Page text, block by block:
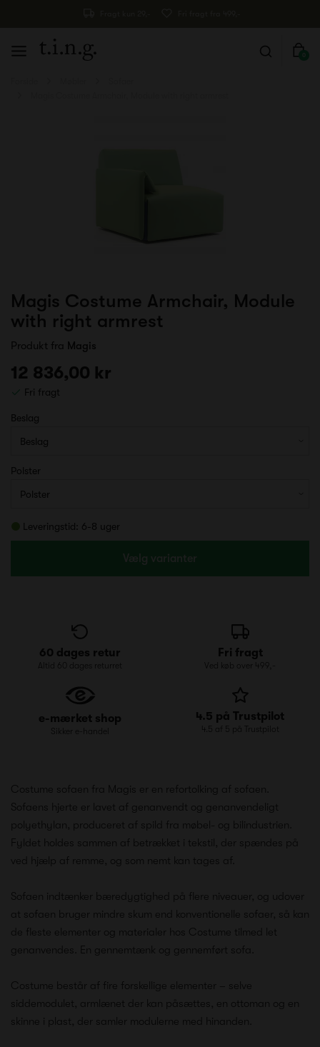
0
Magis Costume Armchair, Module
with right armrest
Produkt fra Magis
12 836,00 kr
Fri fragt
Beslag
Polster
Leveringstid: 6-8 uger
Vælg varianter
60 dages retur
Altid 60 dages returret
Fri fragt
Ved køb over 499,-
e-mærket shop
Sikker e-handel
4.5 på Trustpilot
4.5 af 5 på Trustpilot
Costume sofaen fra Magis er en refortolking af sofaen.
Sofaens hjerte er lavet af genanvendt og genanvendeligt
polyethylan, produceret af spild fra møbel- og bilindustrien.
Fyldet holdes sammen af betrækket i tekstil, der spændes på
ved hjælp af remme, og som nemt kan tages af.
Sofaen indtænker bæredygtighed på flere niveauer, og udover
at sofaen bruger mindre skum end konventionelle sofaer, så kan
de fleste elementer og materialer hos Costume tilmed let
genanvendes. En gennemtænk og gennemført sofa.
Costume består af fire forskellige elementer – selve
siddemodulet, armlænet der kan påsættes, en ottoman og en
skinne i plast, der samler modulerne med hinanden.